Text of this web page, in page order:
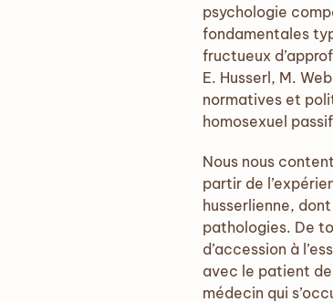
psychologie
fondamentales
fructueux
E. Husserl, M.
normatives et
homosexuel
Nous nous
partir de
husserlienne,
pathologies. De
d’accession à
avec le patient
médecin qui